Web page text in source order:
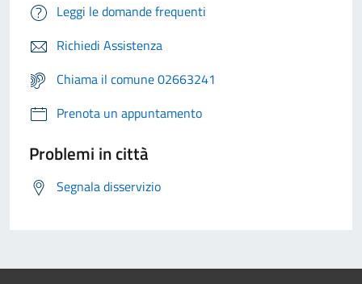
Leggi le domande frequenti
Richiedi Assistenza
Chiama il comune 02663241
Prenota un appuntamento
Problemi in città
Segnala disservizio